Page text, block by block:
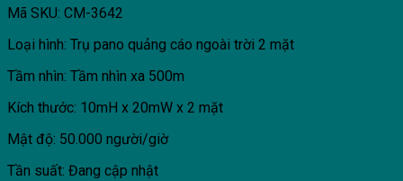
Mã SKU: CM-3642
Loại hình: Trụ pano quảng cáo ngoài trời 2 mặt
Tầm nhìn: Tầm nhìn xa 500m
Kích thước: 10mH x 20mW x 2 mặt
Mật độ: 50.000 người/giờ
Tần suất: Đang cập nhật